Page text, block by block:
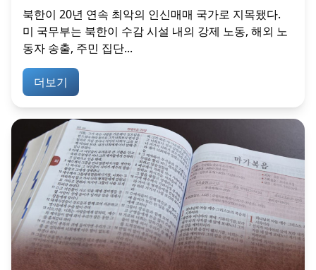
북한이 20년 연속 최악의 인신매매 국가로 지목됐다.
미 국무부는 북한이 수감 시설 내의 강제 노동, 해외 노
동자 송출, 주민 집단...
더보기